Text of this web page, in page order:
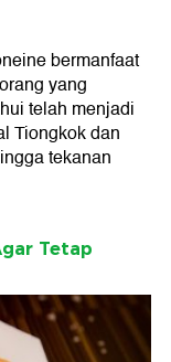
bermanfaat
yang
telah menjadi
Tiongkok dan
tekanan
Tetap